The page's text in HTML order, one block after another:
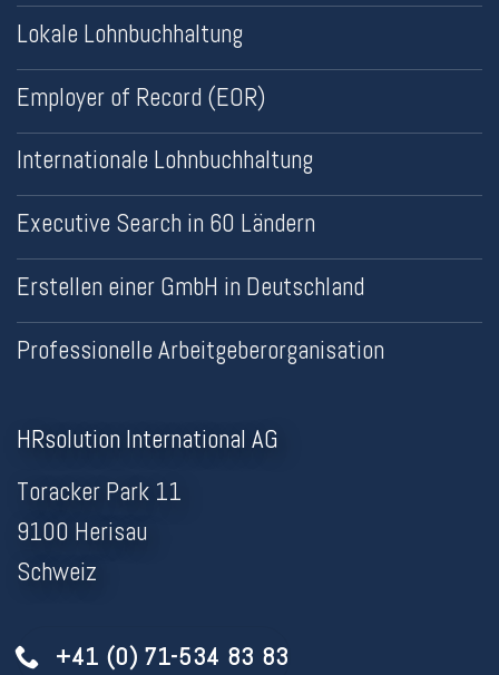
Lokale Lohnbuchhaltung
Employer of Record (EOR)
Internationale Lohnbuchhaltung
Executive Search in 60 Ländern
Erstellen einer GmbH in Deutschland
Professionelle Arbeitgeberorganisation
HRsolution International AG
Toracker Park 11
9100 Herisau
Schweiz
+41 (0) 71-534 83 83